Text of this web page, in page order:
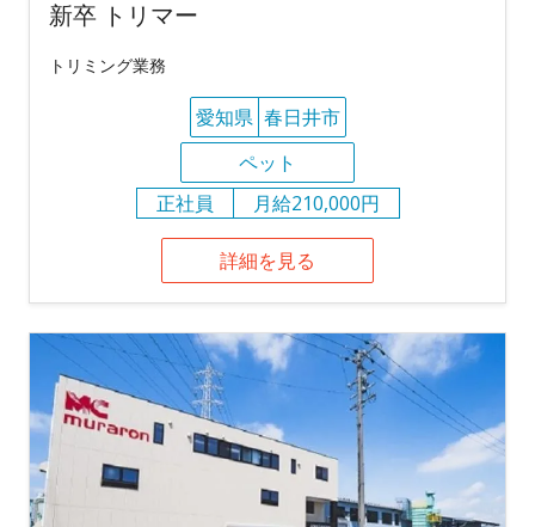
新卒 トリマー
トリミング業務
愛知県 春日井市
ペット
正社員
月給210,000円
詳細を見る